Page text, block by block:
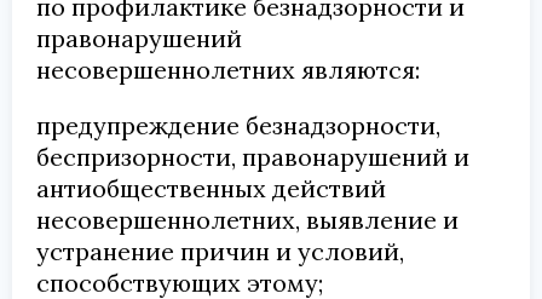
по профилактике безнадзорности и
правонарушений
несовершеннолетних являются:
предупреждение безнадзорности,
беспризорности, правонарушений и
антиобщественных действий
несовершеннолетних, выявление и
устранение причин и условий,
способствующих этому;